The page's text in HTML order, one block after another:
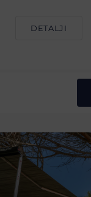
DETALJI